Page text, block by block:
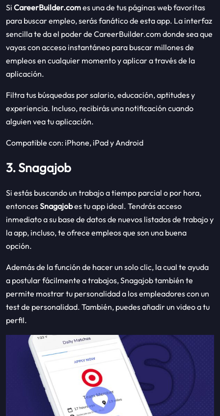
Si CareerBuilder.comes una de tus páginas web favoritas
para buscar empleo, serás fanático de esta app. La interfaz
sencilla te da el poder de CareerBuilder.com donde sea que
vayas con acceso instantáneo para buscar millones de
empleos en cualquier momento y aplicar a través de la
aplicación.
Filtra tus búsquedas por salario, educación, aptitudes y
experiencia. Incluso, recibirás una notificación cuando
alguien vea tu aplicación.
Compatible con: iPhone, iPad y Android
3. Snagajob
Si estás buscando un trabajo a tiempo parcial o por hora,
entoncesSnagajobes tu app ideal. Tendrás acceso
inmediato a su base de datos de nuevos listados de trabajo y
la app, incluso, te ofrece empleos que son una buena
opción.
Además de la función de hacer un solo clic, la cual te ayuda
a postular fácilmente a trabajos, Snagajob también te
permite mostrar tu personalidad a los empleadores con un
test de personalidad. También, puedes añadir un video a tu
perfil.